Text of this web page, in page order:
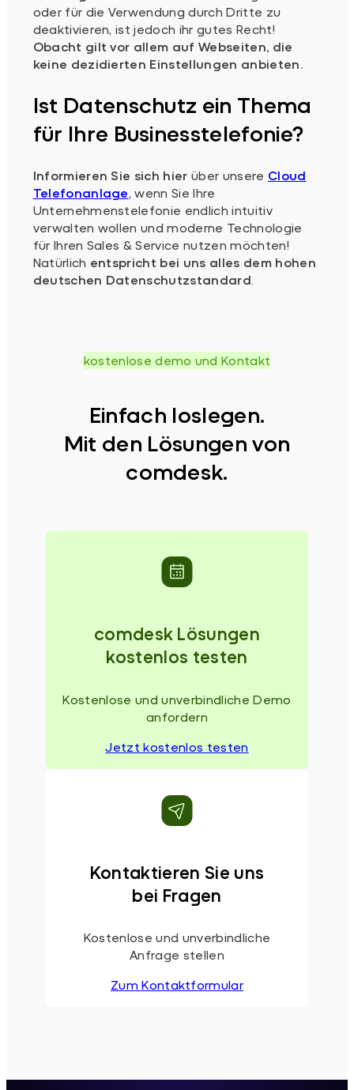
oder für die Verwendung durch Dritte zu
deaktivieren, ist jedoch ihr gutes Recht!
Obacht gilt vor allem auf Webseiten, die
keine dezidierten Einstellungen anbieten.
Ist Datenschutz ein Thema
für Ihre Businesstelefonie?
Informieren Sie sich hier über unsere Cloud
Telefonanlage , wenn Sie Ihre
Unternehmenstelefonie endlich intuitiv
verwalten wollen und moderne Technologie
für Ihren Sales & Service nutzen möchten!
Natürlich entspricht bei uns alles dem hohen
deutschen Datenschutzstandard
kostenlose demo und Kontakt
Einfach loslegen.
Mit den Lösungen von
comdesk.
comdesk Lösungen
kostenlos testen
Kostenlose und unverbindliche Demo
anfordern
Jetzt kostenlos testen
Kontaktieren Sie uns
bei Fragen
Kostenlose und unverbindliche
Anfrage stellen
Zum Kontaktformular